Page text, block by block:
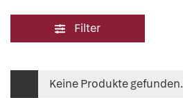
Filter
Keine Produkte gefunden.